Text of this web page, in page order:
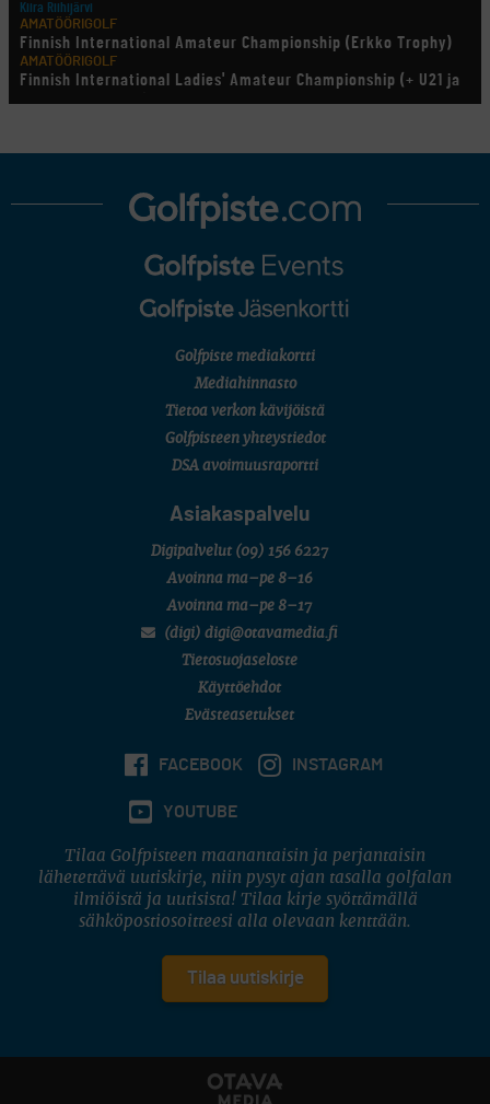
Kiira Riihijärvi
AMATÖÖRIGOLF
Finnish International Amateur Championship (Erkko Trophy)
AMATÖÖRIGOLF
Finnish International Ladies' Amateur Championship (+ U21 ja
U18/FJT/Aulanko)
LEGENDS TOUR
U.S. Women's Amateur Championship
English Boys' (U14) Open Amateur Stroke Play Championship
Eeli Krankka, Lionel Mutikainen
Kivitippu Classic Invitational 2026
SM-reikäpeli (M50/Kymen Golf)
7 (U18 ja U21/pojat/Tahko)
Golfpiste mediakortti
Mediahinnasto
Tietoa verkon kävijöistä
Golfpisteen yhteystiedot
DSA avoimuusraportti
Asiakaspalvelu
Digipalvelut (09) 156 6227
Avoinna ma–pe 8–16
Avoinna ma–pe 8–17
(digi) digi@otavamedia.fi
Tietosuojaseloste
Käyttöehdot
Evästeasetukset
FACEBOOK INSTAGRAM
YOUTUBE
Tilaa Golfpisteen maanantaisin ja perjantaisin
lähetettävä uutiskirje, niin pysyt ajan tasalla golfalan
ilmiöistä ja uutisista! Tilaa kirje syöttämällä
sähköpostiosoitteesi alla olevaan kenttään.
Tilaa uutiskirje